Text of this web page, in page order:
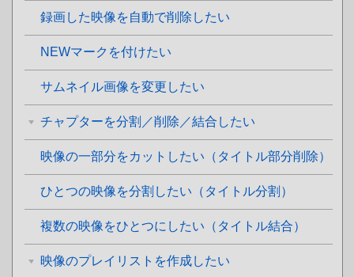
録画した映像を自動で削除したい
NEWマークを付けたい
サムネイル画像を変更したい
チャプターを分割／削除／結合したい
映像の一部分をカットしたい（タイトル部分削除）
ひとつの映像を分割したい（タイトル分割）
複数の映像をひとつにしたい（タイトル結合）
映像のプレイリストを作成したい